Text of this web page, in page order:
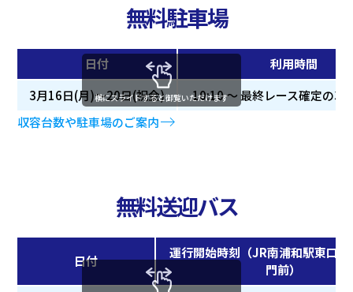
無料駐車場
日付
利用時間
3月16日(月)～20日(祝金)
10:10 ～ 最終レース確定の30
横にスライドすると御覧いただけます
収容台数や駐車場のご案内
無料送迎バス
日付
運行開始時刻（JR南浦和駅東口
門前）